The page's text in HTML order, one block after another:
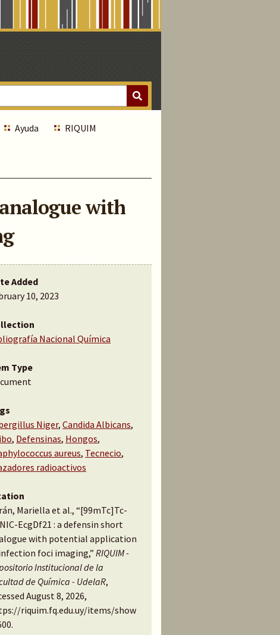
Ayuda RIQUIM
with
Added
10, 2023
Nacional Química
Type
Niger,Candida Albicans,
, Defensinas, Hongos,
aureus, Tecnecio,
radioactivos
Mariella et al., “[99mTc]Tc-
EcgDf21 : a defensin short
with potential application
foci imaging,”RIQUIM -
Institucional de la
de Química - UdelaR,
August 8, 2026,
riquim.fq.edu.uy/items/show
.